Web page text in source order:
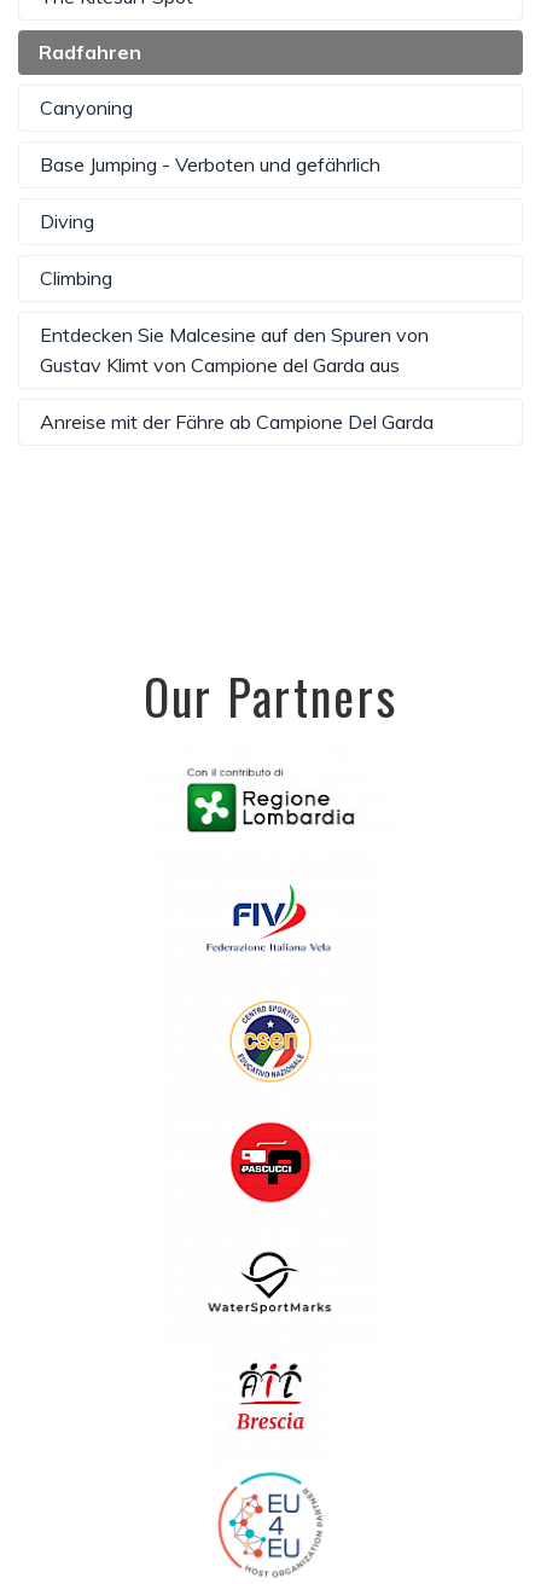
Radfahren
Canyoning
Base Jumping - Verboten und gefährlich
Diving
Climbing
Entdecken Sie Malcesine auf den Spuren von
Gustav Klimt von Campione del Garda aus
Anreise mit der Fähre ab Campione Del Garda
Our Partners